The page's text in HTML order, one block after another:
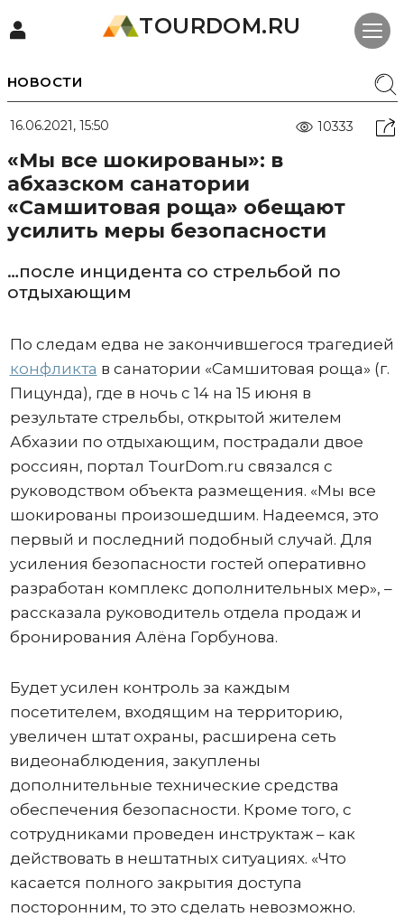
TOURDOM.RU
НОВОСТИ
16.06.2021, 15:50 10333
«Мы все шокированы»: в
абхазском санатории
«Самшитовая роща» обещают
усилить меры безопасности
…после инцидента со стрельбой по
отдыхающим
По следам едва не закончившегося трагедией
конфликта в санатории «Самшитовая роща» (г.
Пицунда), где в ночь с 14 на 15 июня в
результате стрельбы, открытой жителем
Абхазии по отдыхающим, пострадали двое
россиян, портал TourDom.ru связался с
руководством объекта размещения. «Мы все
шокированы произошедшим. Надеемся, это
первый и последний подобный случай. Для
усиления безопасности гостей оперативно
разработан комплекс дополнительных мер», –
рассказала руководитель отдела продаж и
бронирования Алёна Горбунова.
Будет усилен контроль за каждым
посетителем, входящим на территорию,
увеличен штат охраны, расширена сеть
видеонаблюдения, закуплены
дополнительные технические средства
обеспечения безопасности. Кроме того, с
сотрудниками проведен инструктаж – как
действовать в нештатных ситуациях. «Что
касается полного закрытия доступа
посторонним, то это сделать невозможно.